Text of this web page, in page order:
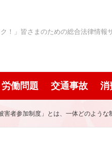
ク！」皆さまのための総合法律情報
労働問題 交通事故 消
害者参加制度」とは、一体どのような